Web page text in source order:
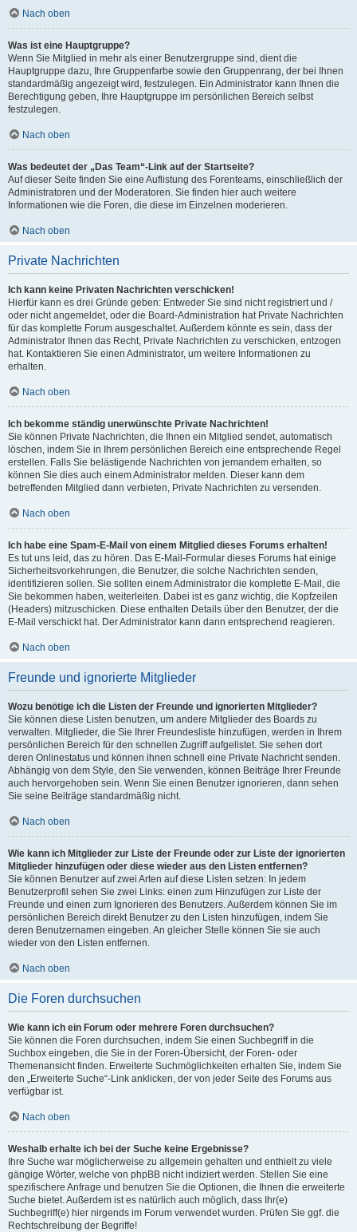
Nach oben
Was ist eine Hauptgruppe?
Wenn Sie Mitglied in mehr als einer Benutzergruppe sind, dient die
Hauptgruppe dazu, Ihre Gruppenfarbe sowie den Gruppenrang, der bei Ihnen
standardmäßig angezeigt wird, festzulegen. Ein Administrator kann Ihnen die
Berechtigung geben, Ihre Hauptgruppe im persönlichen Bereich selbst
festzulegen.
Nach oben
Was bedeutet der „Das Team“-Link auf der Startseite?
Auf dieser Seite finden Sie eine Auflistung des Forenteams, einschließlich der
Administratoren und der Moderatoren. Sie finden hier auch weitere
Informationen wie die Foren, die diese im Einzelnen moderieren.
Nach oben
Private Nachrichten
Ich kann keine Privaten Nachrichten verschicken!
Hierfür kann es drei Gründe geben: Entweder Sie sind nicht registriert und /
oder nicht angemeldet, oder die Board-Administration hat Private Nachrichten
für das komplette Forum ausgeschaltet. Außerdem könnte es sein, dass der
Administrator Ihnen das Recht, Private Nachrichten zu verschicken, entzogen
hat. Kontaktieren Sie einen Administrator, um weitere Informationen zu
erhalten.
Nach oben
Ich bekomme ständig unerwünschte Private Nachrichten!
Sie können Private Nachrichten, die Ihnen ein Mitglied sendet, automatisch
löschen, indem Sie in Ihrem persönlichen Bereich eine entsprechende Regel
erstellen. Falls Sie belästigende Nachrichten von jemandem erhalten, so
können Sie dies auch einem Administrator melden. Dieser kann dem
betreffenden Mitglied dann verbieten, Private Nachrichten zu versenden.
Nach oben
Ich habe eine Spam-E-Mail von einem Mitglied dieses Forums erhalten!
Es tut uns leid, das zu hören. Das E-Mail-Formular dieses Forums hat einige
Sicherheitsvorkehrungen, die Benutzer, die solche Nachrichten senden,
identifizieren sollen. Sie sollten einem Administrator die komplette E-Mail, die
Sie bekommen haben, weiterleiten. Dabei ist es ganz wichtig, die Kopfzeilen
(Headers) mitzuschicken. Diese enthalten Details über den Benutzer, der die
E-Mail verschickt hat. Der Administrator kann dann entsprechend reagieren.
Nach oben
Freunde und ignorierte Mitglieder
Wozu benötige ich die Listen der Freunde und ignorierten Mitglieder?
Sie können diese Listen benutzen, um andere Mitglieder des Boards zu
verwalten. Mitglieder, die Sie Ihrer Freundesliste hinzufügen, werden in Ihrem
persönlichen Bereich für den schnellen Zugriff aufgelistet. Sie sehen dort
deren Onlinestatus und können ihnen schnell eine Private Nachricht senden.
Abhängig von dem Style, den Sie verwenden, können Beiträge Ihrer Freunde
auch hervorgehoben sein. Wenn Sie einen Benutzer ignorieren, dann sehen
Sie seine Beiträge standardmäßig nicht.
Nach oben
Wie kann ich Mitglieder zur Liste der Freunde oder zur Liste der ignorierten
Mitglieder hinzufügen oder diese wieder aus den Listen entfernen?
Sie können Benutzer auf zwei Arten auf diese Listen setzen: In jedem
Benutzerprofil sehen Sie zwei Links: einen zum Hinzufügen zur Liste der
Freunde und einen zum Ignorieren des Benutzers. Außerdem können Sie im
persönlichen Bereich direkt Benutzer zu den Listen hinzufügen, indem Sie
deren Benutzernamen eingeben. An gleicher Stelle können Sie sie auch
wieder von den Listen entfernen.
Nach oben
Die Foren durchsuchen
Wie kann ich ein Forum oder mehrere Foren durchsuchen?
Sie können die Foren durchsuchen, indem Sie einen Suchbegriff in die
Suchbox eingeben, die Sie in der Foren-Übersicht, der Foren- oder
Themenansicht finden. Erweiterte Suchmöglichkeiten erhalten Sie, indem Sie
den „Erweiterte Suche“-Link anklicken, der von jeder Seite des Forums aus
verfügbar ist.
Nach oben
Weshalb erhalte ich bei der Suche keine Ergebnisse?
Ihre Suche war möglicherweise zu allgemein gehalten und enthielt zu viele
gängige Wörter, welche von phpBB nicht indiziert werden. Stellen Sie eine
spezifischere Anfrage und benutzen Sie die Optionen, die Ihnen die erweiterte
Suche bietet. Außerdem ist es natürlich auch möglich, dass Ihr(e)
Suchbegriff(e) hier nirgends im Forum verwendet wurden. Prüfen Sie ggf. die
Rechtschreibung der Begriffe!